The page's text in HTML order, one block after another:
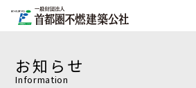
お知らせ
Information